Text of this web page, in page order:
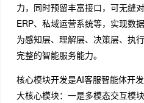
力，同时预留丰富接口，可无缝
ERP、私域运营系统等，实现数
为感知层、理解层、决策层、执
完整的智能服务能力。
核心模块开发是AI客服智能体开
大核心模块：一是多模态交互模